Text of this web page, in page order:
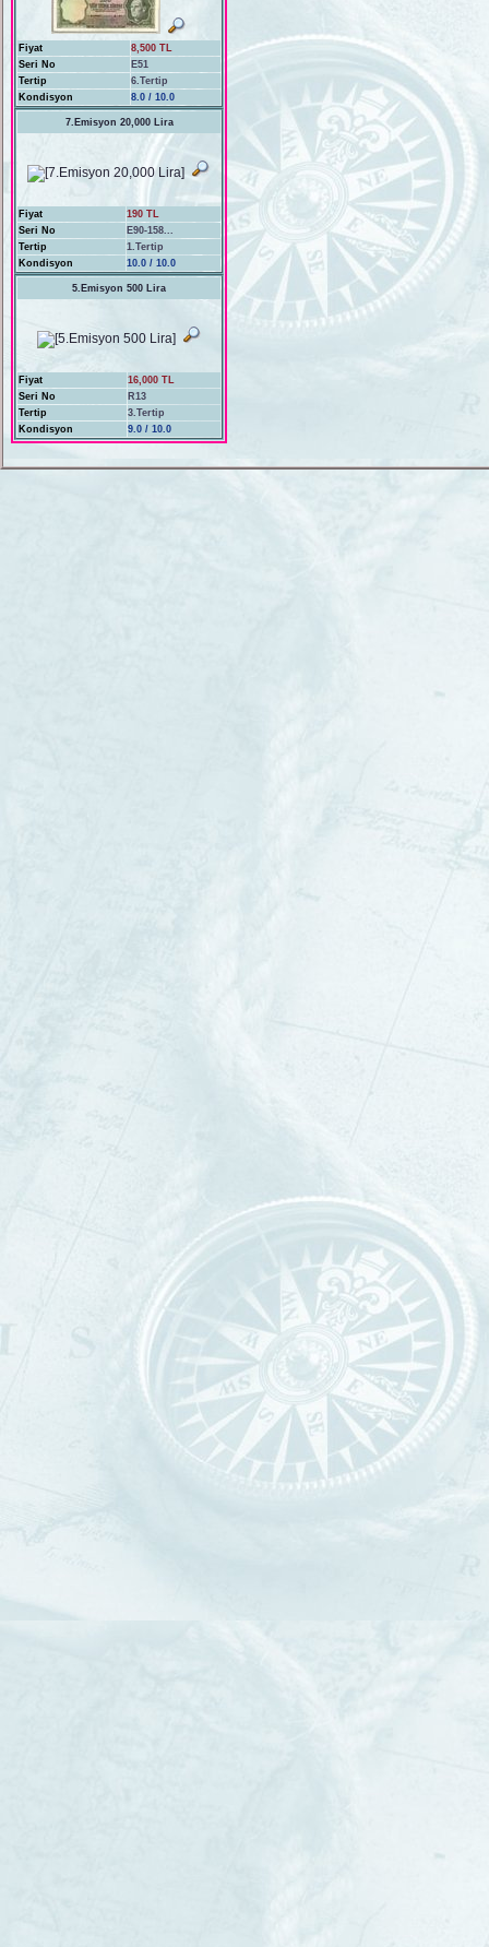
Fiyat
8,500 TL
Seri No
E51
Tertip
6.Tertip
Kondisyon
8.0 / 10.0
7.Emisyon 20,000 Lira
Fiyat
190 TL
Seri No
E90-158...
Tertip
1.Tertip
Kondisyon
10.0 / 10.0
5.Emisyon 500 Lira
Fiyat
16,000 TL
Seri No
R13
Tertip
3.Tertip
Kondisyon
9.0 / 10.0